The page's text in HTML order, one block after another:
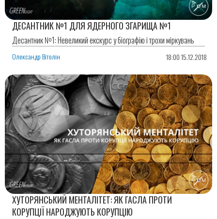
ДЕСАНТНИК №1 ДЛЯ ЯДЕРНОГО ЗГАРИЩА №1
Десантник №1: Невеликий екскурс у біографію і трохи міркувань
Олександр Вітолін 18:00 15.12.2018
ХУТОРЯНСЬКИЙ МЕНТАЛІТЕТ: ЯК ГАСЛА ПРОТИ
КОРУПЦІЇ НАРОДЖУЮТЬ КОРУПЦІЮ